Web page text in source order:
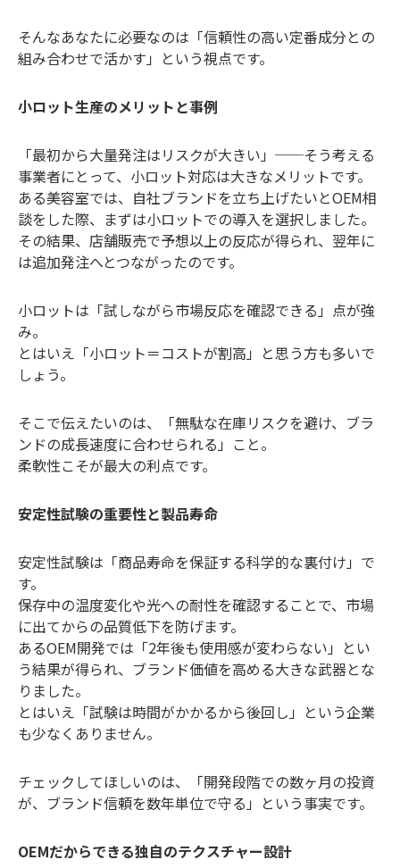
そんなあなたに必要なのは「信頼性の高い定番成分との
組み合わせで活かす」という視点です。
小ロット生産のメリットと事例
「最初から大量発注はリスクが大きい」──そう考える
事業者にとって、小ロット対応は大きなメリットです。
ある美容室では、自社ブランドを立ち上げたいとOEM相
談をした際、まずは小ロットでの導入を選択しました。
その結果、店舗販売で予想以上の反応が得られ、翌年に
は追加発注へとつながったのです。
小ロットは「試しながら市場反応を確認できる」点が強
み。
とはいえ「小ロット＝コストが割高」と思う方も多いで
しょう。
そこで伝えたいのは、「無駄な在庫リスクを避け、ブラ
ンドの成長速度に合わせられる」こと。
柔軟性こそが最大の利点です。
安定性試験の重要性と製品寿命
安定性試験は「商品寿命を保証する科学的な裏付け」で
す。
保存中の温度変化や光への耐性を確認することで、市場
に出てからの品質低下を防げます。
あるOEM開発では「2年後も使用感が変わらない」とい
う結果が得られ、ブランド価値を高める大きな武器とな
りました。
とはいえ「試験は時間がかかるから後回し」という企業
も少なくありません。
チェックしてほしいのは、「開発段階での数ヶ月の投資
が、ブランド信頼を数年単位で守る」という事実です。
OEMだからできる独自のテクスチャー設計